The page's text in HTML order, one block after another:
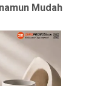
Mudah